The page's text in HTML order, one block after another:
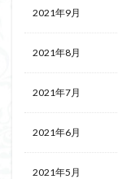
2021年9月
2021年8月
2021年7月
2021年6月
2021年5月